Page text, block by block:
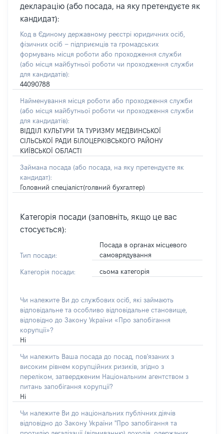
декларацію (або посада, на яку претендуєте як
кандидат):
Код в Єдиному державному реєстрі юридичних осіб,
фізичних осіб – підприємців та громадських
формувань місця роботи або проходження служби
(або місця майбутньої роботи чи проходження служби
для кандидатів):
44090788
Найменування місця роботи або проходження служби
(або місця майбутньої роботи чи проходження служби
для кандидатів):
ВІДДІЛ КУЛЬТУРИ ТА ТУРИЗМУ МЕДВИНСЬКОЇ
СІЛЬСЬКОЇ РАДИ БІЛОЦЕРКІВСЬКОГО РАЙОНУ
КИЇВСЬКОЇ ОБЛАСТІ
Займана посада (або посада, на яку претендуєте як
кандидат):
Головний спеціаліст(голвний бухгалтер)
Категорія посади (заповніть, якщо це вас
стосується):
Тип посади:
Посада в органах місцевого
самоврядування
Категорія посади: сьома категорія
Чи належите Ви до службових осіб, які займають
відповідальне та особливо відповідальне становище,
відповідно до Закону України «Про запобігання
корупції»?
Ні
Чи належить Ваша посада до посад, пов'язаних з
високим рівнем корупційних ризиків, згідно з
переліком, затвердженим Національним агентством з
питань запобігання корупції?
Ні
Чи належите Ви до національних публічних діячів
відповідно до Закону України "Про запобігання та